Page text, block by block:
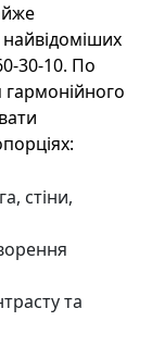
30-10. По
гармонійного
стіни,
та